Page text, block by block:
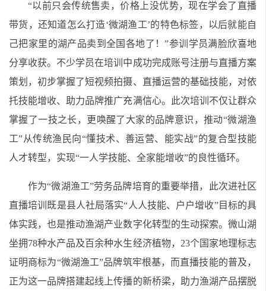
“以前只会传统售卖，价格上没优势，现在学会了直播
带货，还知道怎么打造‘微湖渔工’的特色标签，以后就能自
己把家里的湖产品卖到全国各地了！”参训学员满脸欣喜地
分享收获。不少学员在培训中成功完成账号注册与直播方案
策划，初步掌握了短视频拍摄、直播运营的基础技能，对依
托技能增收、助力品牌推广充满信心。此次培训不仅让群众
掌握了一技之长，更唤醒了大家的品牌意识，推动“微湖渔
工”从传统渔民向“懂技术、善运营、能实战”的复合型技能
人才转型，实现“一人学技能、全家能增收”的良性循环。
作为“微湖渔工”劳务品牌培育的重要举措，此次进社区
直播培训既是县人社局落实“人人技能、户户增收”目标的具
体实践，也是推动渔湖产业数字化转型的生动探索。微山湖
坐拥78种水产品及百余种水生经济植物，23个国家地理标志
证明商标为“微湖渔工”品牌筑牢根基，而直播技能的普及，
正为这一品牌搭建起线上传播的新桥梁，助力渔湖产品摆脱